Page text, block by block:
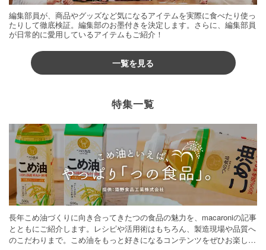
編集部員が、商品やグッズなど気になるアイテムを実際に食べたり使っ
たりして徹底検証。編集部のお墨付きを決定します。さらに、編集部員
が日常的に愛用しているアイテムもご紹介！
一覧を見る
特集一覧
長年こめ油づくりに向き合ってきたつの食品の魅力を、macaroniの記事
とともにご紹介します。レシピや活用術はもちろん、製造現場や品質へ
のこだわりまで。こめ油をもっと好きになるコンテンツをぜひお楽しみ